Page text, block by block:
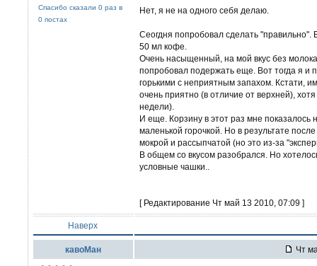
Спасибо сказали 0 раз в
0 постах
Нет, я не на одного себя делаю.
Сеогдня попробовал сделать "правильно".
50 мл кофе.
Очень насыщенный, на мой вкус без
попробовал подержать еще. Вот тогда я и
горькими с неприятным запахом. Кстати,
очень приятно (в отличие от верхней),
недели).
И еще. Корзину в этот раз мне показалось
маленькой горочкой. Но в результате
мокрой и рассыпчатой (но это из-за
В общем со вкусом разобрался. Но
условные чашки..
[ Редактирование Чт май 13 2010, 07:09 ]
Наверх
кавоМан Чт